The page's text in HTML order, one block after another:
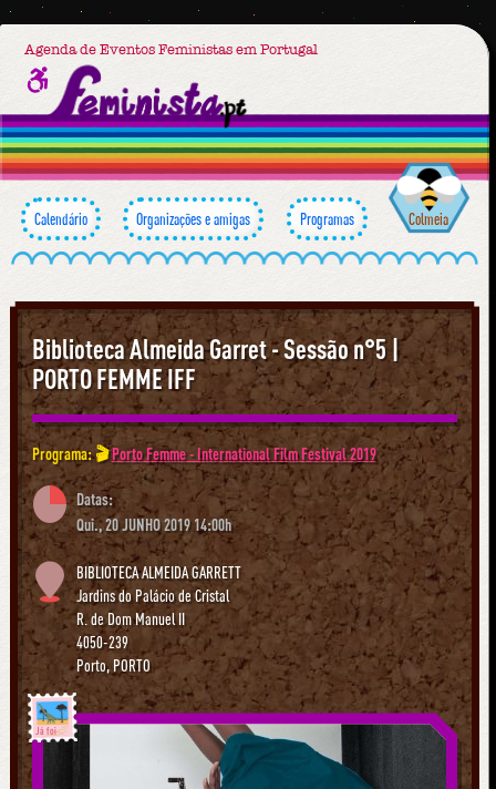
Agenda de Eventos Feministas em Portugal
Calendário Organizações e amigas Programas Colmeia
Biblioteca Almeida Garret - Sessão n°5 |
PORTO FEMME IFF
Programa: 🎬Porto Femme - International Film Festival 2019
Datas:
Qui., 20 JUNHO 2019 14:00h
BIBLIOTECA ALMEIDA GARRETT
Jardins do Palácio de Cristal
R. de Dom Manuel II
4050-239
Porto,PORTO
Já foi